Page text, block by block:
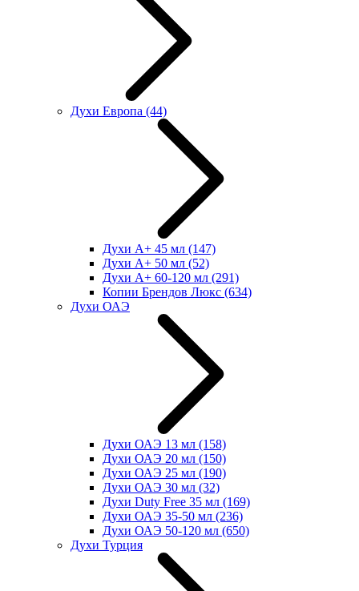
Духи Европа (44)
Духи А+ 45 мл (147)
Духи А+ 50 мл (52)
Духи А+ 60-120 мл (291)
Копии Брендов Люкс (634)
Духи ОАЭ
Духи ОАЭ 13 мл (158)
Духи ОАЭ 20 мл (150)
Духи ОАЭ 25 мл (190)
Духи ОАЭ 30 мл (32)
Духи Duty Free 35 мл (169)
Духи ОАЭ 35-50 мл (236)
Духи ОАЭ 50-120 мл (650)
Духи Турция